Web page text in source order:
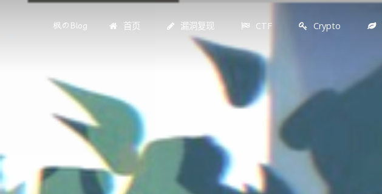
枫のBlog 首页 漏洞复现 CTF Crypto